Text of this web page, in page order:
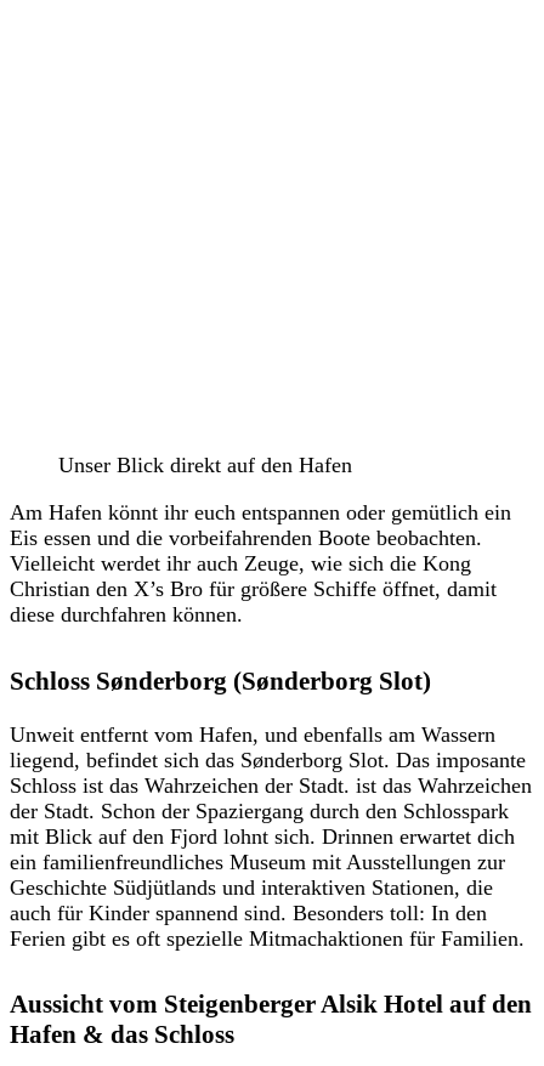
Unser Blick direkt auf den Hafen
Am Hafen könnt ihr euch entspannen oder gemütlich ein
Eis essen und die vorbeifahrenden Boote beobachten.
Vielleicht werdet ihr auch Zeuge, wie sich die Kong
Christian den X’s Bro für größere Schiffe öffnet, damit
diese durchfahren können.
Schloss Sønderborg (Sønderborg Slot)
Unweit entfernt vom Hafen, und ebenfalls am Wassern
liegend, befindet sich das Sønderborg Slot. Das imposante
Schloss ist das Wahrzeichen der Stadt. ist das Wahrzeichen
der Stadt. Schon der Spaziergang durch den Schlosspark
mit Blick auf den Fjord lohnt sich. Drinnen erwartet dich
ein familienfreundliches Museum mit Ausstellungen zur
Geschichte Südjütlands und interaktiven Stationen, die
auch für Kinder spannend sind. Besonders toll: In den
Ferien gibt es oft spezielle Mitmachaktionen für Familien.
Aussicht vom Steigenberger Alsik Hotel auf den
Hafen & das Schloss